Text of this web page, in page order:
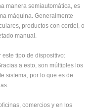
manera semiautomática, es
máquina. Generalmente
productos con cordel, o
manual.
este tipo de dispositivo:
a esto, son múltiples los
sistema, por lo que es de
comercios y en los